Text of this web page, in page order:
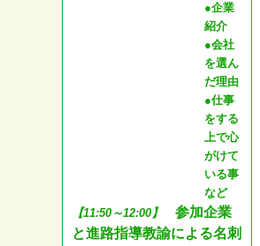
●企業
紹介
●会社
を選ん
だ理由
●仕事
をする
上で心
がけて
いる事
など
【11:50～12:00】
参加企業
と進路指導教諭による名刺